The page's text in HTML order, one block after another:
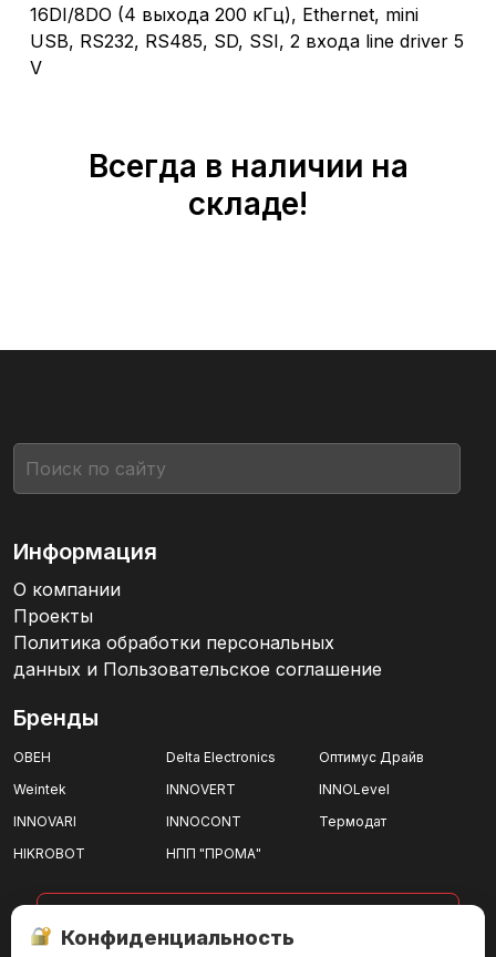
16DI/8DO (4 выхода 200 кГц), Ethernet, mini
USB, RS232, RS485, SD, SSI, 2 входа line driver 5
V
Всегда в наличии на
складе!
Информация
О компании
Проекты
Политика обработки персональных
данных и Пользовательское соглашение
Бренды
ОВЕН Delta Electronics
Оптимус Драйв
Weintek
INNOVERT
INNOLevel
INNOVARI
INNOCONT
Термодат
HIKROBOT
НПП "ПРОМА"
Конфиденциальность